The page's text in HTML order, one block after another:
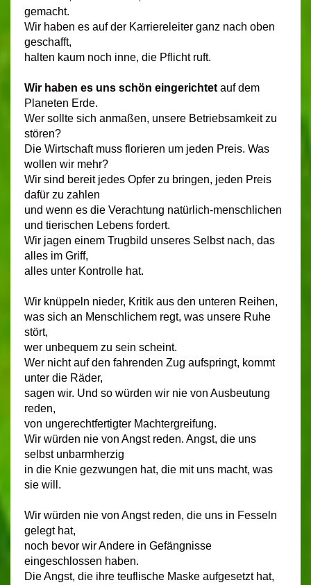
gemacht.
Wir haben es auf der Karriereleiter ganz nach oben
geschafft,
halten kaum noch inne, die Pflicht ruft.
Wir haben es uns schön eingerichtet auf dem
Planeten Erde.
Wer sollte sich anmaßen, unsere Betriebsamkeit zu
stören?
Die Wirtschaft muss florieren um jeden Preis. Was
wollen wir mehr?
Wir sind bereit jedes Opfer zu bringen, jeden Preis
dafür zu zahlen
und wenn es die Verachtung natürlich-menschlichen
und tierischen Lebens fordert.
Wir jagen einem Trugbild unseres Selbst nach, das
alles im Griff,
alles unter Kontrolle hat.
Wir knüppeln nieder, Kritik aus den unteren Reihen,
was sich an Menschlichem regt, was unsere Ruhe
stört,
wer unbequem zu sein scheint.
Wer nicht auf den fahrenden Zug aufspringt, kommt
unter die Räder,
sagen wir. Und so würden wir nie von Ausbeutung
reden,
von ungerechtfertigter Machtergreifung.
Wir würden nie von Angst reden. Angst, die uns
selbst unbarmherzig
in die Knie gezwungen hat, die mit uns macht, was
sie will.
Wir würden nie von Angst reden, die uns in Fesseln
gelegt hat,
noch bevor wir Andere in Gefängnisse
eingeschlossen haben.
Die Angst, die ihre teuflische Maske aufgesetzt hat,